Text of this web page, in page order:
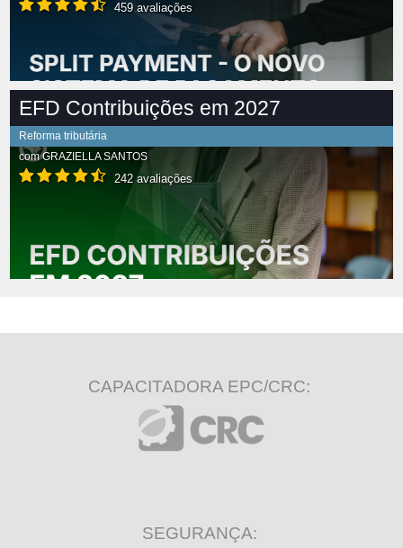
459 avaliações
EFD Contribuições em 2027
Reforma tributária
comGRAZIELLA SANTOS
242 avaliações
CAPACITADORA EPC/CRC:
SEGURANÇA: